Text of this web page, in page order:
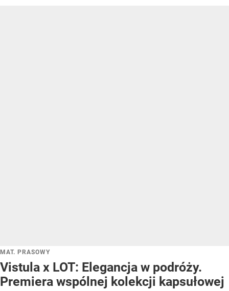
MAT. PRASOWY
Vistula x LOT: Elegancja w podróży.
Premiera wspólnej kolekcji kapsułowej